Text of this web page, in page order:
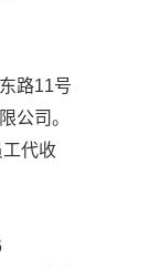
路11号
公司。
代收